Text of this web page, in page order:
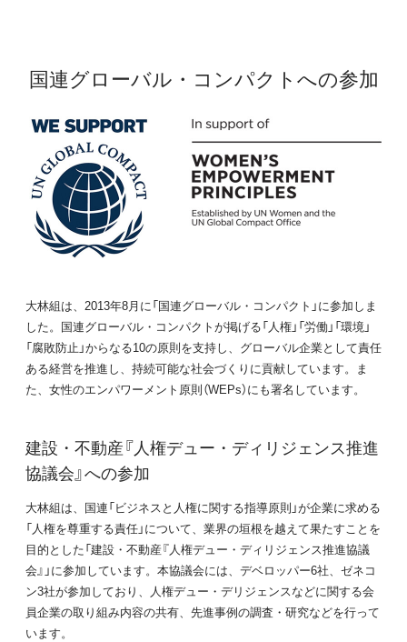
国連グローバル・コンパクトへの参加
大林組は、2013年8月に「国連グローバル・コンパクト」に参加しま
した。国連グローバル・コンパクトが掲げる「人権」「労働」「環境」
「腐敗防止」からなる10の原則を支持し、グローバル企業として責任
ある経営を推進し、持続可能な社会づくりに貢献しています。ま
た、女性のエンパワーメント原則（WEPs）にも署名しています。
建設・不動産『人権デュー・ディリジェンス推進
協議会』への参加
大林組は、国連「ビジネスと人権に関する指導原則」が企業に求める
「人権を尊重する責任」について、業界の垣根を越えて果たすことを
目的とした「建設・不動産『人権デュー・ディリジェンス推進協議
会』」に参加しています。本協議会には、デベロッパー6社、ゼネコ
ン3社が参加しており、人権デュー・デリジェンスなどに関する会
員企業の取り組み内容の共有、先進事例の調査・研究などを行って
います。